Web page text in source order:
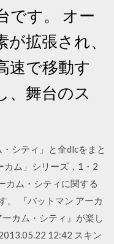
です。 オー
拡張され、
速で移動す
、舞台のス
シティ」と全dlcをまと
カム」シリーズ，1・2
カム・シティに関する
。 『バットマン アーカ
カム・シティ』が楽し
12:42 スキン